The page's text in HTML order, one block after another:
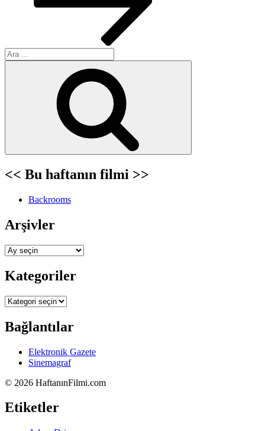
Ara:
<< Bu haftanın filmi >>
Backrooms
Arşivler
Arşivler
Kategoriler
Kategoriler
Bağlantılar
Elektronik Gazete
Sinemagraf
© 2026 HaftanınFilmi.com
Etiketler